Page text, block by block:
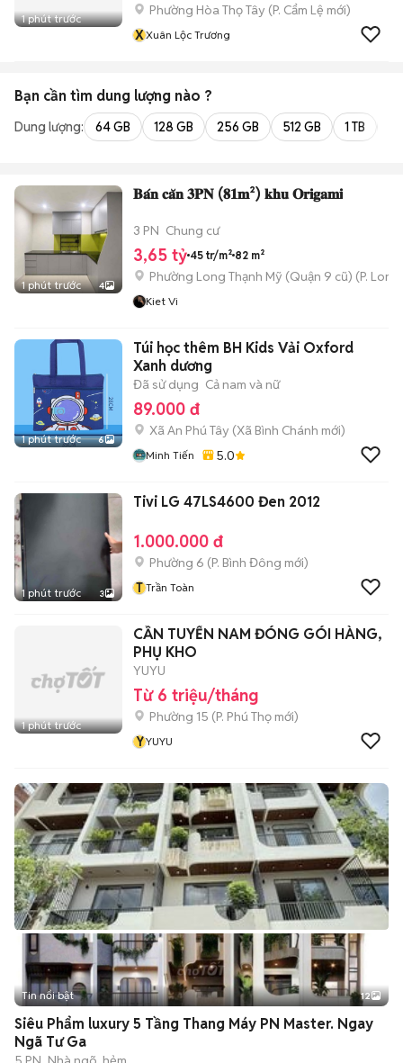
1 phút trước
Phường Hòa Thọ Tây (P. Cẩm Lệ mới)
XXuân Lộc Trương
Bạn cần tìm dung lượng nào ?
Dung lượng: 64 GB 128 GB 256 GB 512 GB 1 TB
1 phút trước 4
𝐁𝐚́𝐧 𝐜𝐚̆𝐧 𝟑𝐏𝐍 (𝟖𝟏𝐦²) 𝐤𝐡𝐮 𝐎𝐫𝐢𝐠𝐚𝐦𝐢
3 PN Chung cư
3,65 tỷ 45 tr/m² 82 m²
Phường Long Thạnh Mỹ (Quận 9 cũ) (P.
Kiet Vi
1 phút trước 6
Túi học thêm BH Kids Vải Oxford
Xanh dương
Đã sử dụng Cả nam và nữ
89.000 đ
Xã An Phú Tây (Xã Bình Chánh mới)
Minh Tiến 5.0
1 phút trước 3
Tivi LG 47LS4600 Đen 2012
1.000.000 đ
Phường 6 (P. Bình Đông mới)
T Trần Toàn
1 phút trước
CẦN TUYỂN NAM ĐÓNG GÓI HÀNG,
PHỤ KHO
YUYU
Từ 6 triệu/tháng
Phường 15 (P. Phú Thọ mới)
YYUYU
+2
Tin nổi bật 12
Siêu Phẩm luxury 5 Tầng Thang Máy PN Master. Ngay
Ngã Tư Ga